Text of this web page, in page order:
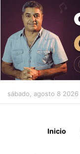
sábado, agosto 8 2026
Inicio